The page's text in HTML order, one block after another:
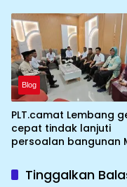
Nasional ke XII kebumi
perkemahan Cibubur
Blog
PLT.camat Lembang
cepat tindak lanjuti
persoalan bangunan
Tinggalkan